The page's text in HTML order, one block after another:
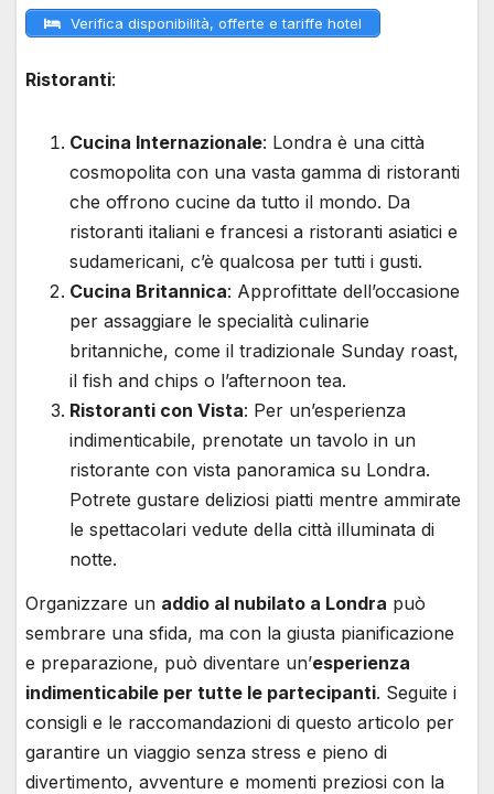
Verifica disponibilità, offerte e tariffe hotel
Ristoranti:
Cucina Internazionale: Londra è una città
cosmopolita con una vasta gamma di ristoranti
che offrono cucine da tutto il mondo. Da
ristoranti italiani e francesi a ristoranti asiatici e
sudamericani, c’è qualcosa per tutti i gusti.
Cucina Britannica: Approfittate dell’occasione
per assaggiare le specialità culinarie
britanniche, come il tradizionale Sunday roast,
il fish and chips o l’afternoon tea.
Ristoranti con Vista: Per un’esperienza
indimenticabile, prenotate un tavolo in un
ristorante con vista panoramica su Londra.
Potrete gustare deliziosi piatti mentre ammirate
le spettacolari vedute della città illuminata di
notte.
Organizzare un addio al nubilato a Londra può
sembrare una sfida, ma con la giusta pianificazione
e preparazione, può diventare un’esperienza
indimenticabile per tutte le partecipanti. Seguite i
consigli e le raccomandazioni di questo articolo per
garantire un viaggio senza stress e pieno di
divertimento, avventure e momenti preziosi con la